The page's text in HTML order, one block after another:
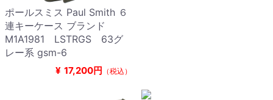
ポールスミス Paul Smith ６
連キーケース ブランド
M1A1981 LSTRGS 63グ
レー系 gsm-6
¥ 17,200円 （税込）